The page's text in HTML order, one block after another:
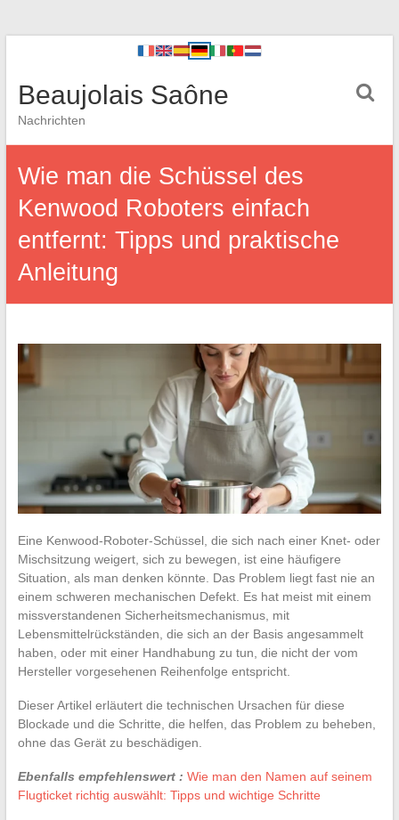
Beaujolais Saône
Nachrichten
Wie man die Schüssel des
Kenwood Roboters einfach
entfernt: Tipps und praktische
Anleitung
Eine Kenwood-Roboter-Schüssel, die sich nach einer Knet- oder
Mischsitzung weigert, sich zu bewegen, ist eine häufigere
Situation, als man denken könnte. Das Problem liegt fast nie an
einem schweren mechanischen Defekt. Es hat meist mit einem
missverstandenen Sicherheitsmechanismus, mit
Lebensmittelrückständen, die sich an der Basis angesammelt
haben, oder mit einer Handhabung zu tun, die nicht der vom
Hersteller vorgesehenen Reihenfolge entspricht.
Dieser Artikel erläutert die technischen Ursachen für diese
Blockade und die Schritte, die helfen, das Problem zu beheben,
ohne das Gerät zu beschädigen.
Ebenfalls empfehlenswert : Wie man den Namen auf seinem
Flugticket richtig auswählt: Tipps und wichtige Schritte